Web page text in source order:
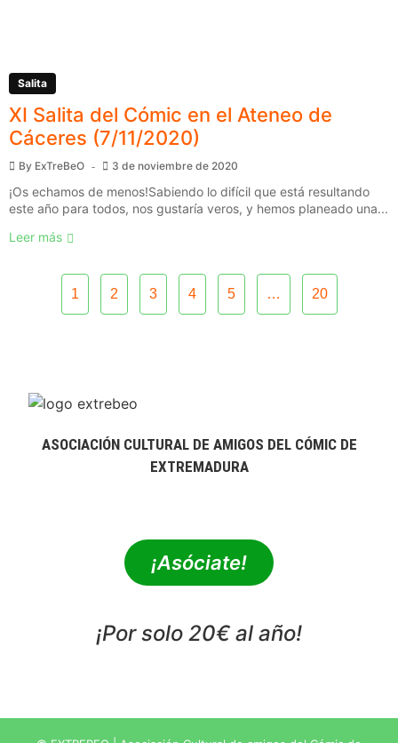
Salita
XI Salita del Cómic en el Ateneo de
Cáceres (7/11/2020)
By ExTreBeO 3 de noviembre de 2020
¡Os echamos de menos!Sabiendo lo difícil que está resultando
este año para todos, nos gustaría veros, y hemos planeado una...
Leer más
1 2 3 4 5 … 20
ASOCIACIÓN CULTURAL DE AMIGOS DEL CÓMIC DE
EXTREMADURA
¡Asóciate!
¡Por solo 20€ al año!